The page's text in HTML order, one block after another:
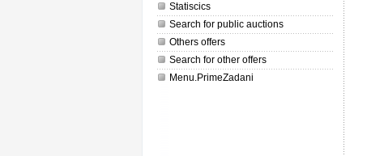
Statiscics
Search for public auctions
Others offers
Search for other offers
Menu.PrimeZadani